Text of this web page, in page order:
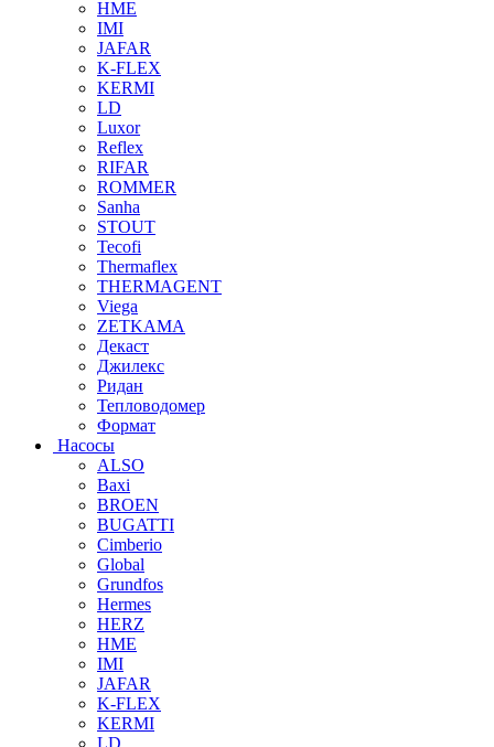
HME
IMI
JAFAR
K-FLEX
KERMI
LD
Luxor
Reflex
RIFAR
ROMMER
Sanha
STOUT
Tecofi
Thermaflex
THERMAGENT
Viega
ZETKAMA
Декаст
Джилекс
Ридан
Тепловодомер
Формат
Насосы
ALSO
Baxi
BROEN
BUGATTI
Cimberio
Global
Grundfos
Hermes
HERZ
HME
IMI
JAFAR
K-FLEX
KERMI
LD